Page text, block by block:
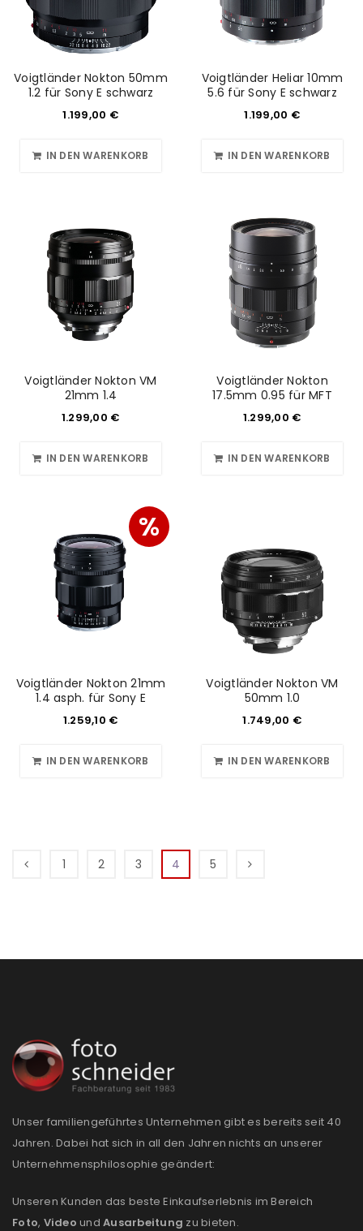
Voigtländer Nokton 50mm
1.2 für Sony E schwarz
1.199,00 €
IN DEN WARENKORB
Voigtländer Heliar 10mm
5.6 für Sony E schwarz
1.199,00 €
IN DEN WARENKORB
Voigtländer Nokton VM
21mm 1.4
1.299,00 €
IN DEN WARENKORB
Voigtländer Nokton
17.5mm 0.95 für MFT
1.299,00 €
IN DEN WARENKORB
%
Voigtländer Nokton 21mm
1.4 asph. für Sony E
1.259,10 €
IN DEN WARENKORB
Voigtländer Nokton VM
50mm 1.0
1.749,00 €
IN DEN WARENKORB
1 2 3 4 5
Unser familiengeführtes Unternehmen gibt es bereits seit 40
Jahren. Dabei hat sich in all den Jahren nichts an unserer
Unternehmensphilosophie geändert:
Unseren Kunden das beste Einkaufserlebnis im Bereich
Foto, Video und Ausarbeitung zu bieten.